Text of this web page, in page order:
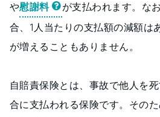
や慰謝料
が支払われます。な
合、1人当たりの支払額の減額は
が増えることもありません。
自賠責保険とは、事故で他人を
合に支払われる保険です。その